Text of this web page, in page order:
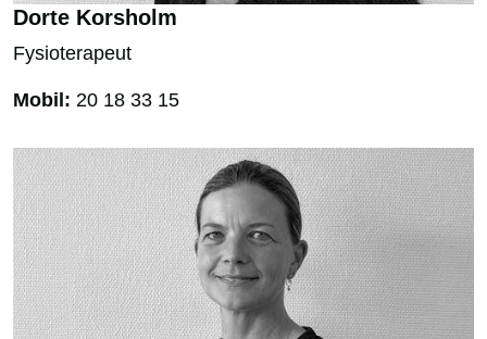
Dorte Korsholm
Fysioterapeut
Mobil: 20 18 33 15